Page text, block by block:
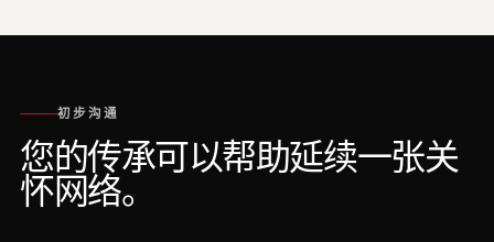
初步沟通
您的传承可以帮助延续一张关
怀网络。